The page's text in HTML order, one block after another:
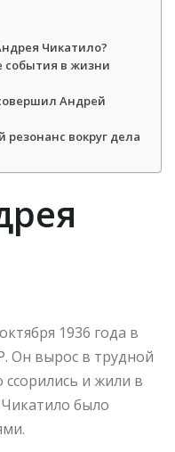
Чикатило?
события в жизни
Андрей
вокруг дела
1936 года в
Он вырос в трудной
ссорились и жили в
было